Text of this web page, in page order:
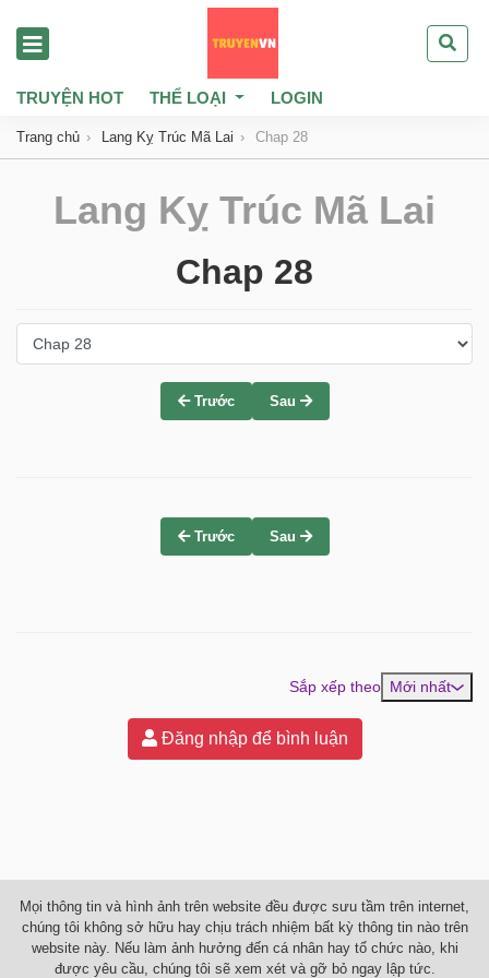
TRUYỆN HOT THỂ LOẠI LOGIN
Trang chủ Lang Kỵ Trúc Mã Lai Chap 28
Lang Kỵ Trúc Mã Lai
Chap 28
Trước Sau
Trước Sau
Sắp xếp theo Mới nhất
Đăng nhập để bình luận
Mọi thông tin và hình ảnh trên website đều được sưu tầm trên internet,
chúng tôi không sở hữu hay chịu trách nhiệm bất kỳ thông tin nào trên
website này. Nếu làm ảnh hưởng đến cá nhân hay tổ chức nào, khi
được yêu cầu, chúng tôi sẽ xem xét và gỡ bỏ ngay lập tức.